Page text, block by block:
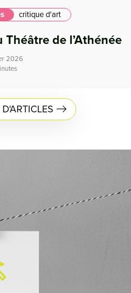
critique d'art
Théâtre de l’Athénée
2026